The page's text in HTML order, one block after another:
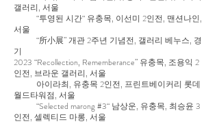
갤러리, 서울
“투영된 시간“ 유충목, 이선미 2인전, 맨션나인,
서울
“所小展” 개관 2주년 기념전, 갤러리 베누스, 경
기
2023 “Recollection, Rememberance” 유충목, 조용익 2
인전, 브라운 갤러리, 서울
아이라최, 유충목 2인전, 프린트베이커리 롯데
월드타워점, 서울
“Selected marong #3“ 남상운, 유충목, 최승윤 3
인전, 셀렉티드 마롱, 서울